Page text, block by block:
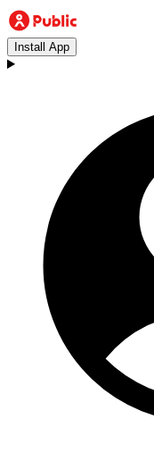
Install App